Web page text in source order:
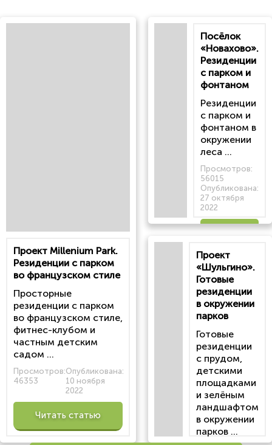
Проект Millenium Park.
Резиденции с парком
во французском стиле
Просторные
резиденции с парком
во французском стиле,
фитнес-клубом и
частным детским
садом ...
Просмотров:
46353
Опубликована:
10 ноября
2022
Читать статью
Посёлок
«Новахово».
Резиденции
с парком и
фонтаном
Резиденции
с парком и
фонтаном в
окружении
леса ...
Просмотров:
56015
Опубликована:
27 октября
2022
статью
Проект
«Шульгино».
Готовые
резиденции
в окружении
парков
Готовые
резиденции
с прудом,
детскими
площадками
и зелёным
ландшафтом
в окружении
парков ...